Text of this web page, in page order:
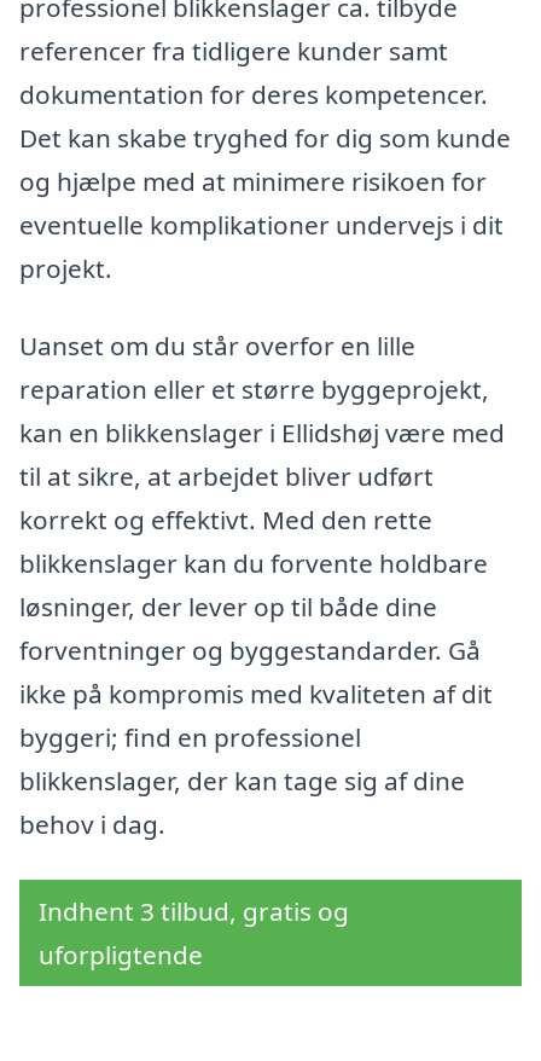
professionel blikkenslager ca. tilbyde
referencer fra tidligere kunder samt
dokumentation for deres kompetencer.
Det kan skabe tryghed for dig som kunde
og hjælpe med at minimere risikoen for
eventuelle komplikationer undervejs i dit
projekt.
Uanset om du står overfor en lille
reparation eller et større byggeprojekt,
kan en blikkenslager i Ellidshøj være med
til at sikre, at arbejdet bliver udført
korrekt og effektivt. Med den rette
blikkenslager kan du forvente holdbare
løsninger, der lever op til både dine
forventninger og byggestandarder. Gå
ikke på kompromis med kvaliteten af dit
byggeri; find en professionel
blikkenslager, der kan tage sig af dine
behov i dag.
Indhent 3 tilbud, gratis og
uforpligtende